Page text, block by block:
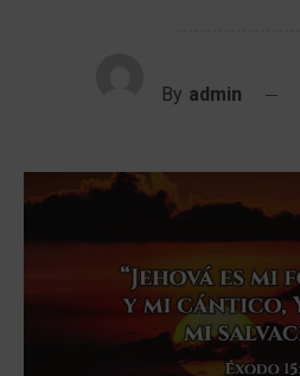
By admin